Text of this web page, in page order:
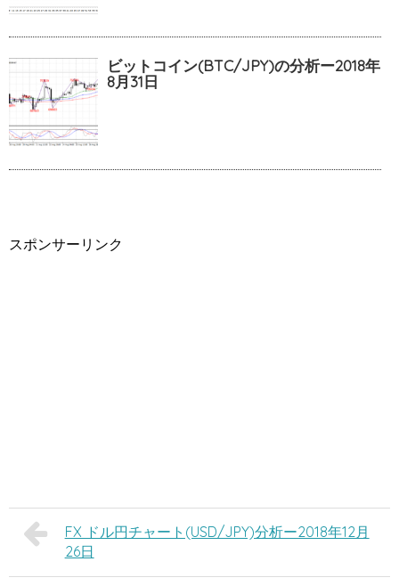
ビットコイン(BTC/JPY)の分析ー2018年
8月31日
スポンサーリンク
FX ドル円チャート(USD/JPY)分析ー2018年12月
26日